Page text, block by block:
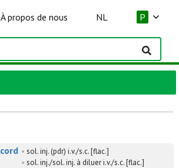
À propos de nous NL P
•sol. inj. (pdr) i.v./s.c. [flac.]
•sol. inj./sol. inj. à diluer i.v./s.c. [flac.]